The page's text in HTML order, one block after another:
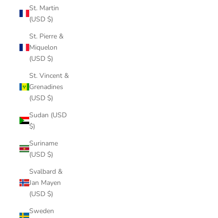
St. Martin
(USD $)
St. Pierre &
Miquelon
(USD $)
St. Vincent &
Grenadines
(USD $)
Sudan (USD
$)
Suriname
(USD $)
Svalbard &
Jan Mayen
(USD $)
Sweden